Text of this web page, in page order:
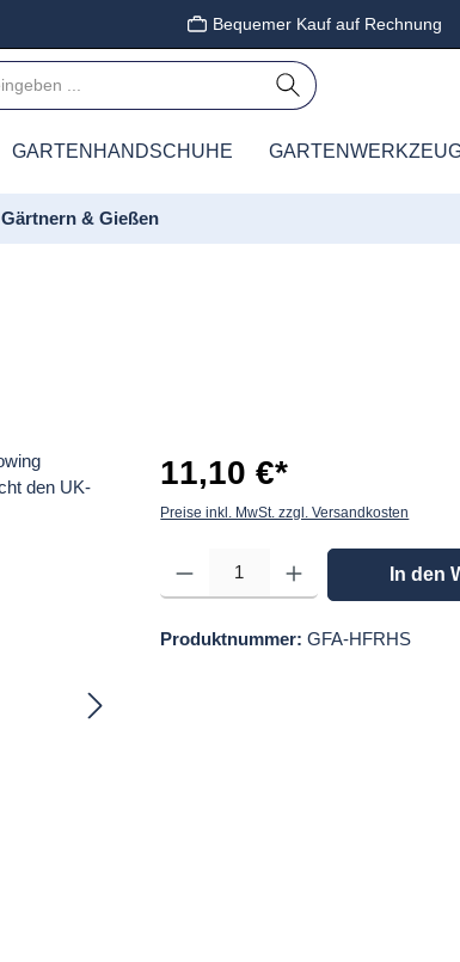
Bequemer Kauf auf Rechnung
GARTENHANDSCHUHE
Gärtnern & Gießen
11,10 €*
Preise inkl. MwSt. zzgl. Versandkosten
Produkt Anzahl: Gib den gewünschten Wert
In den
Produktnummer:GFA-HFRHS